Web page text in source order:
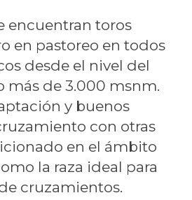
encuentran toros
en pastoreo en todos
desde el nivel del
más de 3.000 msnm.
y buenos
con otras
en el ámbito
la raza ideal para
cruzamientos.